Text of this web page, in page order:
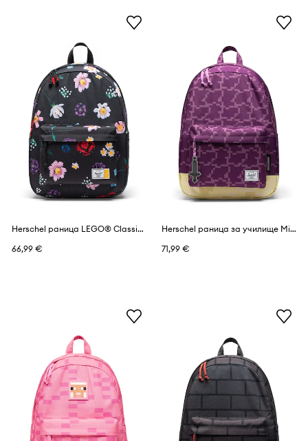
Herschel раница LEGO® Classic™
66,99 €
Herschel раница за училище Minecraft Classic™
71,99 €